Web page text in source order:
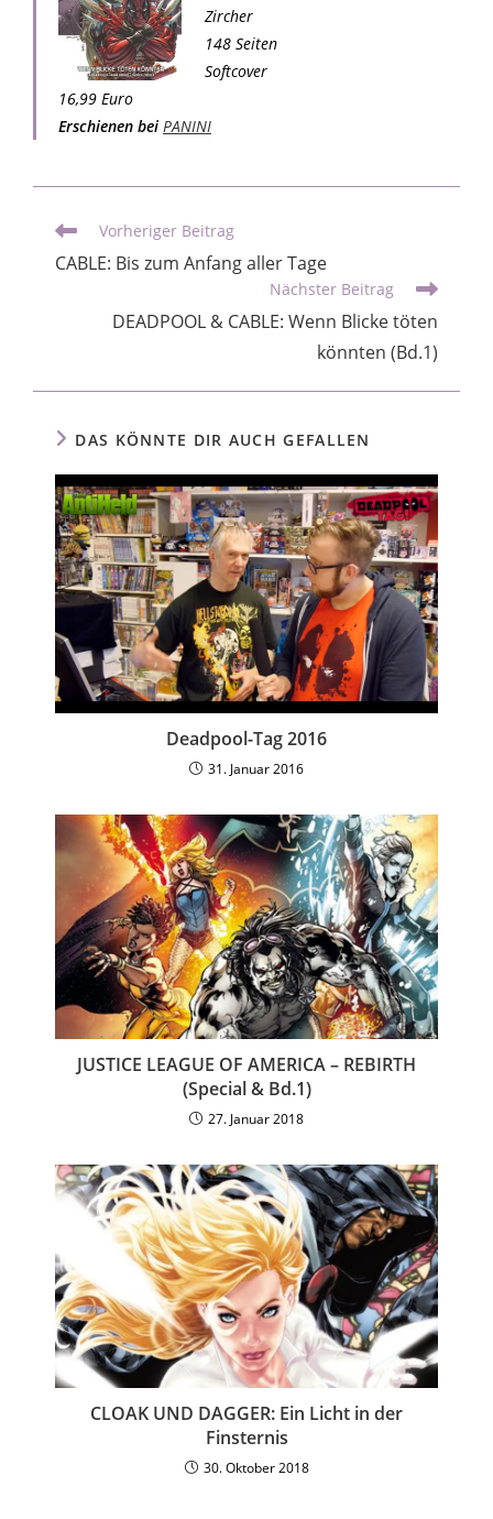
Zircher
148 Seiten
Softcover
16,99 Euro
Erschienen bei PANINI
Vorheriger Beitrag
CABLE: Bis zum Anfang aller Tage
Nächster Beitrag
DEADPOOL & CABLE: Wenn Blicke töten
könnten (Bd.1)
DAS KÖNNTE DIR AUCH GEFALLEN
Deadpool-Tag 2016
31. Januar 2016
JUSTICE LEAGUE OF AMERICA – REBIRTH
(Special & Bd.1)
27. Januar 2018
CLOAK UND DAGGER: Ein Licht in der
Finsternis
30. Oktober 2018